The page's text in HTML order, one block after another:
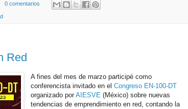
0 comentarios
Red
A fines del mes de marzo participé como
conferencista invitado en elCongreso EN-100-DT
organizado porAIESVE (México) sobre nuevas
tendencias de emprendimiento en red, contando la